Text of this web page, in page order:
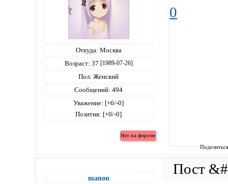
Откуда: Москва
Возраст: 37 [1989-07-26]
Пол: Женский
Сообщений: 494
Уважение: [+6/-0]
Позитив: [+0/-0]
0
manon